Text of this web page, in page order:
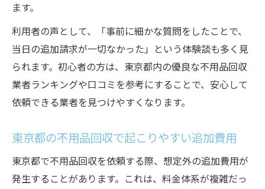
ます。
利用者の声として、「事前に細かな質問をしたことで、
当日の追加請求が一切なかった」という体験談も多く見
られます。初心者の方は、東京都内の優良な不用品回収
業者ランキングや口コミを参考にすることで、安心して
依頼できる業者を見つけやすくなります。
東京都の不用品回収で起こりやすい追加費用
東京都で不用品回収を依頼する際、想定外の追加費用が
発生することがあります。これは、料金体系が複雑だっ